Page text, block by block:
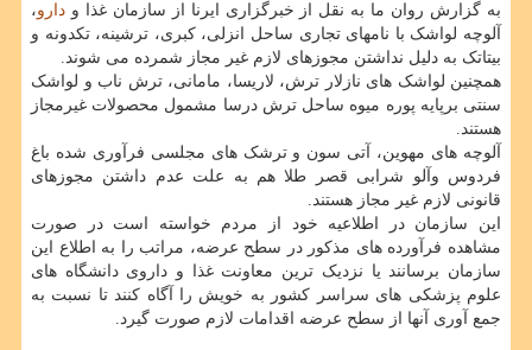
به گزارش روان ما به نقل از خبرگزاری ایرنا از سازمان غذا و دارو،
آلوچه لواشک با نامهای تجاری ساحل انزلی، کبری، ترشینه، تکدونه و
بیتاتک به دلیل نداشتن مجوزهای لازم غیر مجاز شمرده می شوند.
همچنین لواشک های نازلار ترش، لاریسا، مامانی، ترش ناب و لواشک
سنتی برپایه پوره میوه ساحل ترش درسا مشمول محصولات غیرمجاز
هستند.
آلوچه های مهوین، آتی سون و ترشک های مجلسی فرآوری شده باغ
فردوس وآلو شرابی قصر طلا هم به علت عدم داشتن مجوزهای
قانونی لازم غیر مجاز هستند.
این سازمان در اطلاعیه خود از مردم خواسته است در صورت
مشاهده فرآورده های مذکور در سطح عرضه، مراتب را به اطلاع این
سازمان برسانند یا نزدیک ترین معاونت غذا و داروی دانشگاه های
علوم پزشکی های سراسر کشور به خویش را آگاه کنند تا نسبت به
جمع آوری آنها از سطح عرضه اقدامات لازم صورت گیرد.